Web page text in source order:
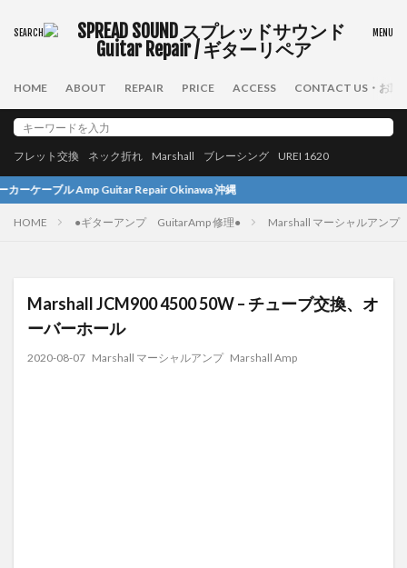
HOME ABOUT REPAIR PRICE ACCESS CONTACT US・お問
フレット交換 ネック折れ Marshall ブレーシング UREI 1620
Guitar Repair Okinawa 沖縄
HOME ●ギターアンプ GuitarAmp 修理● Marshall マーシャルアンプ
Marshall JCM900 4500 50W – チューブ交換、オ
ーバーホール
2020-08-07 Marshall マーシャルアンプ Marshall Amp